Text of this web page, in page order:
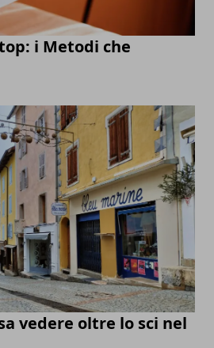
i Metodi che
vedere oltre lo sci nel